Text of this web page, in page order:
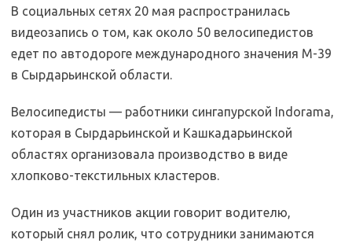
В социальных сетях 20 мая распространилась
видеозапись о том, как около 50 велосипедистов
едет по автодороге международного значения М-39
в Сырдарьинской области.
Велосипедисты — работники сингапурской Indorama,
которая в Сырдарьинской и Кашкадарьинской
областях организовала производство в виде
хлопково-текстильных кластеров.
Один из участников акции говорит водителю,
который снял ролик, что сотрудники занимаются